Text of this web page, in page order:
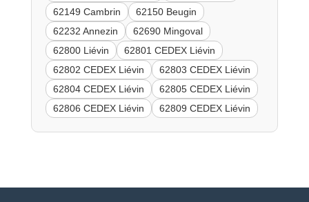
62149 Cambrin
62150 Beugin
62232 Annezin
62690 Mingoval
62800 Liévin
62801 CEDEX Liévin
62802 CEDEX Liévin
62803 CEDEX Liévin
62804 CEDEX Liévin
62805 CEDEX Liévin
62806 CEDEX Liévin
62809 CEDEX Liévin